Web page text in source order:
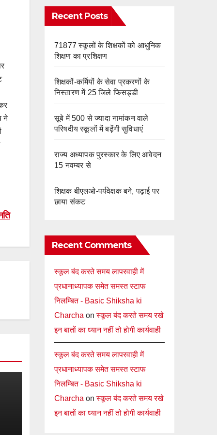
ने
Recent Posts
71877 स्कूलों के शिक्षकों को आधुनिक
शिक्षण का प्रशिक्षण
शिक्षकों-कर्मियों के सेवा प्रकरणों के
निस्तारण में 25 जिले फिसड्डी
सूबे में 500 से ज्यादा नामांकन वाले
परिषदीय स्कूलों में बढ़ेंगी सुविधाएं
राज्य अध्यापक पुरस्कार के लिए आवेदन
15 नवम्बर से
शिक्षक बीएलओ-पर्यवेक्षक बने, पढ़ाई पर
छाया संकट
Recent Comments
स्कूल बंद करते समय लापरवाही में
प्रधानाध्यापक समेत समस्त स्टाफ
निलम्बित - Basic Shiksha ki
Charcha onस्कूल बंद करते समय रखे
इन बातों का ध्यान नहीं तो होगी कार्यवाही
स्कूल बंद करते समय लापरवाही में
प्रधानाध्यापक समेत समस्त स्टाफ
निलम्बित - Basic Shiksha ki
Charcha onस्कूल बंद करते समय रखे
इन बातों का ध्यान नहीं तो होगी कार्यवाही